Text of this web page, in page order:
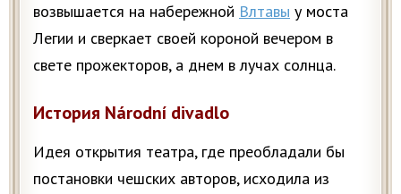
возвышается на набережной Влтавы у моста
Легии и сверкает своей короной вечером в
свете прожекторов, а днем в лучах солнца.
История Národní divadlo
Идея открытия театра, где преобладали бы
постановки чешских авторов, исходила из